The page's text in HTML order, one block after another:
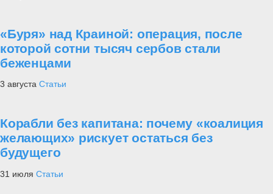
«Буря» над Краиной: операция, после
которой сотни тысяч сербов стали
беженцами
3 августа Статьи
Корабли без капитана: почему «коалиция
желающих» рискует остаться без
будущего
31 июля Статьи